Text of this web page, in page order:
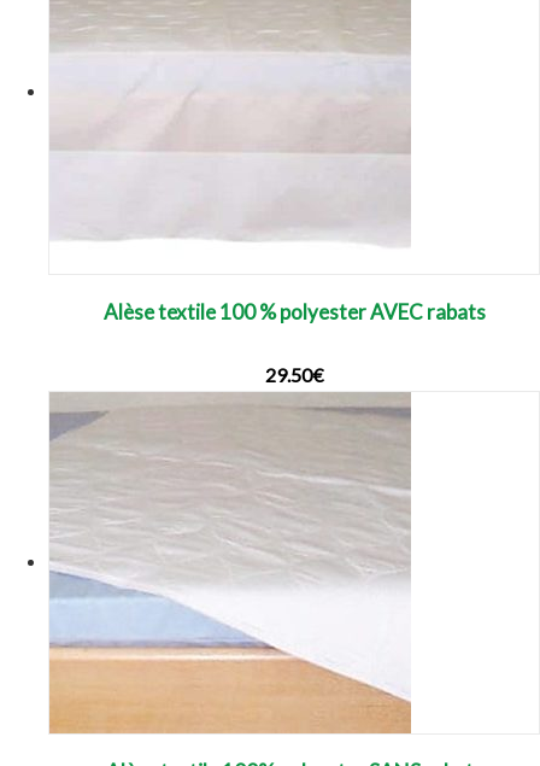
Alèse textile 100 % polyester AVEC rabats
29.50€